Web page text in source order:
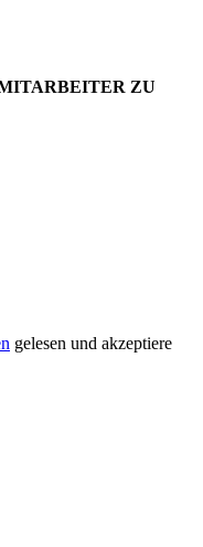
ZU
gelesen und akzeptiere